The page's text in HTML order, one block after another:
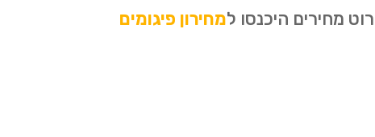
מחירים היכנסו למחירון פיגומים